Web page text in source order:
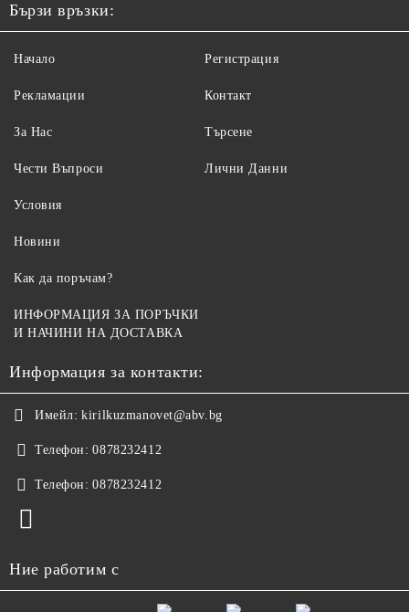
Бързи връзки:
Начало
Рекламации
За Нас
Чести Въпроси
Регистрация
Контакт
Търсене
Лични Данни
Условия
Новини
Как да поръчам?
ИНФОРМАЦИЯ ЗА ПОРЪЧКИ
И НАЧИНИ НА ДОСТАВКА
Информация за контакти:
Имейл: kirilkuzmanovet@abv.bg
Телефон: 0878232412
Телефон: 0878232412
Ние работим с